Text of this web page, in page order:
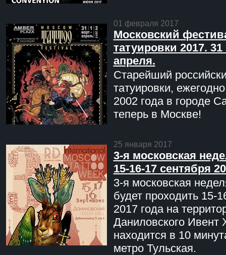
01 февраля 2017
Московский
татуировки 2017. 31
апреля.
Старейший
татуировки,
2002 года в городе
теперь в Москве!
25 января 2017
3-я московская
15-16-17 сентября
3-я московская
будет проходить 15-
2017 года на
Даниловского Ивент
находится в 10
метро Тульская.